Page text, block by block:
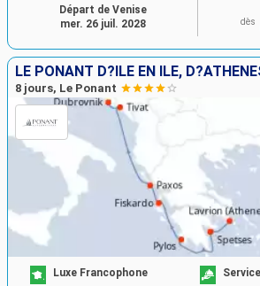
dès
Départ de Venise
mer. 26 juil. 2028
LE PONANT D?ÎLE EN ÎLE,
8 jours, Le Ponant
Luxe Francophone